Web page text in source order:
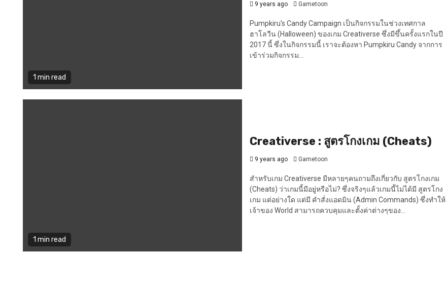
1 min read
9 years ago Gametoon
Pumpkiru's Candy Campaign เป็นกิจกรรมในช่วงเทศกาล
ฮาโลวีน (Halloween) ของเกม Creativerse ซึ่งมีขึ้นครั้งแรกในปี
2017 นี้ ซึ่งในกิจกรรมนี้ เราจะต้องหา Pumpkiru Candy จากการ
เข้าร่วมกิจกรรม...
1 min read
Creativerse : สูตรโกงเกม (Cheats)
9 years ago Gametoon
สำหรับเกม Creativerse มีหลายๆคนถามถึงเกี่ยวกับ สูตรโกงเกม
(Cheats) ว่าเกมนี้มีอยู่หรือไม่? ซึ่งจริงๆแล้วเกมนี้ไม่ได้มี สูตรโกง
เกม แต่อย่างใด แต่มี คำสั่งแอดมิน (Admin Commands) ซึ่งทำให้
เจ้าของ World สามารถควบคุมและตั้งค่าต่างๆของ...